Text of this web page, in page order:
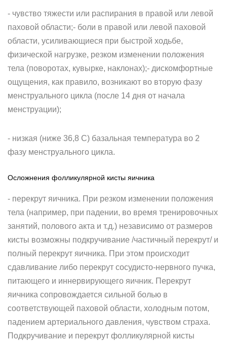
- чувство тяжести или распирания в правой или левой
паховой области;- боли в правой или левой паховой
области, усиливающиеся при быстрой ходьбе,
физической нагрузке, резком изменении положения
тела (поворотах, кувырке, наклонах);- дискомфортные
ощущения, как правило, возникают во вторую фазу
менструального цикла (после 14 дня от начала
менструации);
- низкая (ниже 36,8 С) базальная температура во 2
фазу менструального цикла.
Осложнения фолликулярной кисты яичника
- перекрут яичника. При резком изменении положения
тела (например, при падении, во время тренировочных
занятий, полового акта и т.д.) независимо от размеров
кисты возможны подкручивание /частичный перекрут/ и
полный перекрут яичника. При этом происходит
сдавливание либо перекрут сосудисто-нервного пучка,
питающего и иннервирующего яичник. Перекрут
яичника сопровождается сильной болью в
соответствующей паховой области, холодным потом,
падением артериального давления, чувством страха.
Подкручивание и перекрут фолликулярной кисты